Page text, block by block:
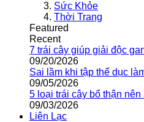
Sức Khỏe
Thời Trang
Featured
Recent
7 trái cây giúp giải độc
09/20/2026
Sai lầm khi tập thể dục
09/05/2026
5 loại trái cây bổ thận
09/03/2026
Liên Lạc